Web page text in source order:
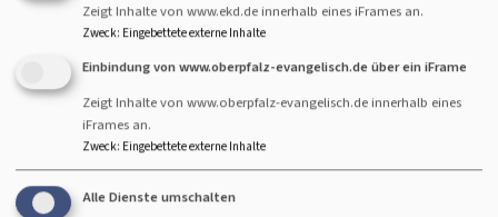
Alle 2025 neu in unsere Gemeinde gezogenen Personen
wurden angeschrieben und zum Glühwein/Punsch
eingeladen. Wir freuen uns auf die Begegnung.
montekreuz Familienangebote
Zeigt Inhalte von www.ekd.de innerhalb eines iFrames an.
Zweck: Eingebettete externe Inhalte
Einbindung von www.oberpfalz-evangelisch.de über ein iFrame
Zeigt Inhalte von www.oberpfalz-evangelisch.de innerhalb eines
iFrames an.
Zweck: Eingebettete externe Inhalte
Alle Dienste umschalten